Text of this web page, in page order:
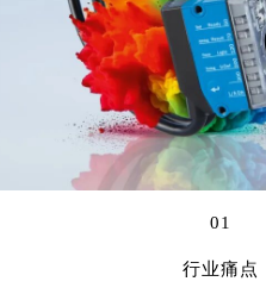
01
行业痛点